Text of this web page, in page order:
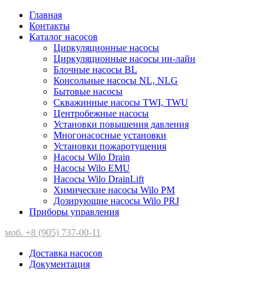
Главная
Контакты
Каталог насосов
Циркуляционные насосы
Циркуляционные насосы ин-лайн
Блочные насосы BL
Консольные насосы NL, NLG
Бытовые насосы
Скважинные насосы TWI, TWU
Центробежные насосы
Установки повышения давления
Многонасосные установки
Установки пожаротушения
Насосы Wilo Drain
Насосы Wilo EMU
Насосы Wilo DrainLift
Химические насосы Wilo PM
Дозирующие насосы Wilo PRJ
Приборы управления
моб. +8 (905) 737-00-11
Доставка насосов
Документация